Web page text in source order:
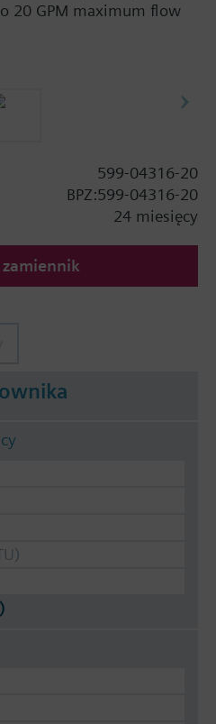
20 GPM maximum flow
599-04316-20
BPZ:599-04316-20
24 miesięcy